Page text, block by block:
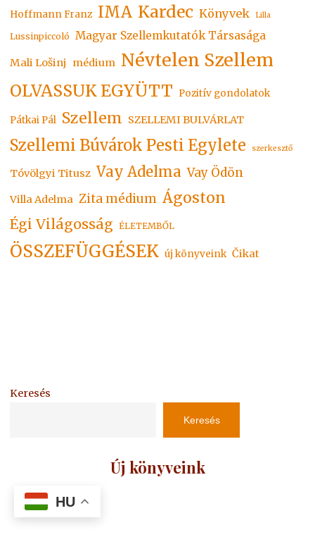
Hoffmann Franz IMA Kardec Könyvek Lilla
Lussinpiccoló Magyar Szellemkutatók Társasága
Mali Lošinj médium Névtelen Szellem
OLVASSUK EGYÜTT Pozitív gondolatok
Pátkai Pál Szellem SZELLEMI BULVÁRLAT
Szellemi Búvárok Pesti Egylete szerkesztő
Tóvölgyi Titusz Vay Adelma Vay Ödön
Villa Adelma Zita médium Ágoston
Égi Világosság ÉLETEMBŐL
ÖSSZEFÜGGÉSEK új könyveink Čikat
Keresés
Keresés
Új könyveink
HU